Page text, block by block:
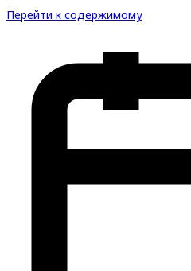
Перейти к содержимому